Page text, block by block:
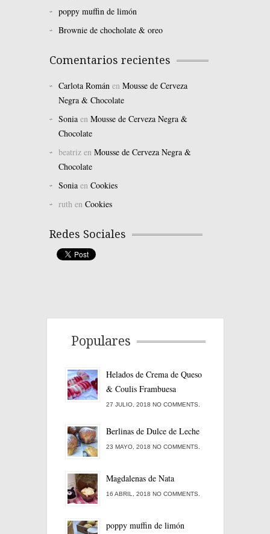
poppy muffin de limón
Brownie de chocholate & oreo
Comentarios recientes
Carlota Román en Mousse de Cerveza
Negra & Chocolate
Soniaen Mousse de Cerveza Negra &
Chocolate
beatrizen Mousse de Cerveza Negra &
Chocolate
Soniaen Cookies
ruth en Cookies
Redes Sociales
Populares
Helados de Crema de Queso
& Coulis Frambuesa
27 JULIO, 2018 NO COMMENTS.
Berlinas de Dulce de Leche
23 MAYO, 2018 NO COMMENTS.
Magdalenas de Nata
16 ABRIL, 2018 NO COMMENTS.
poppy muffin de limón